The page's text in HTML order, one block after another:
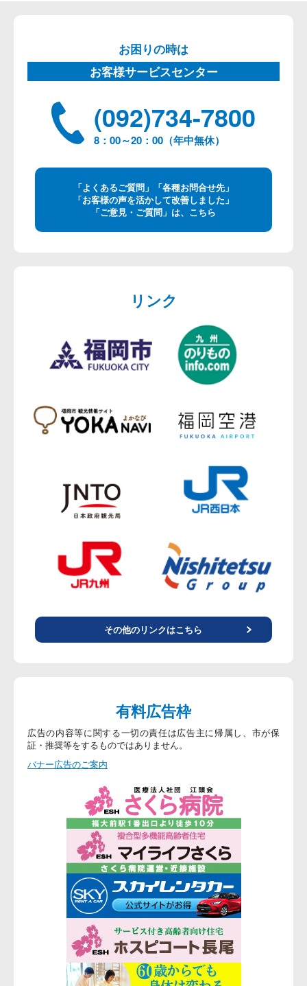
お困りの時は
お客様サービスセンター
(092)734-7800
8：00～20：00（年中無休）
「よくあるご質問」「各種お問合せ先」
「お客様の声を活かして改善しました」
「ご意見・ご質問」は、こちら
リンク
その他のリンクはこちら
有料広告枠
広告の内容等に関する一切の責任は広告主に帰属し、市が保
証・推奨等をするものではありません。
バナー広告のご案内